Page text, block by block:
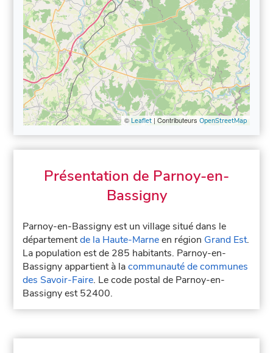
© Leaflet| Contributeurs OpenStreetMap
Présentation de Parnoy-en-
Bassigny
Parnoy-en-Bassigny est un village situé dans le
départementde la Haute-Marneen région Grand Est.
La population est de 285 habitants. Parnoy-en-
Bassigny appartient à lacommunauté de communes
des Savoir-Faire. Le code postal de Parnoy-en-
Bassigny est 52400.